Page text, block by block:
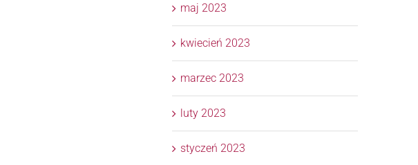
maj 2023
kwiecień 2023
marzec 2023
luty 2023
styczeń 2023